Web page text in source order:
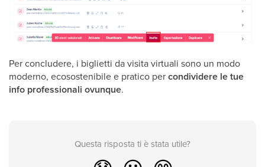
Per concludere, i biglietti da visita virtuali sono un modo
moderno, ecosostenibile e pratico percondividere le tue
info professionali ovunque.
Questa risposta ti è stata utile?